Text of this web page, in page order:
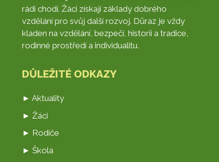
rádi chodí. Žáci získají základy dobrého
vzdělání pro svůj další rozvoj. Důraz je vždy
kladen na vzdělání, bezpečí, historii a tradice,
rodinné prostředí a individualitu.
DŮLEŽITÉ ODKAZY
► Aktuality
► Žáci
► Rodiče
► Škola